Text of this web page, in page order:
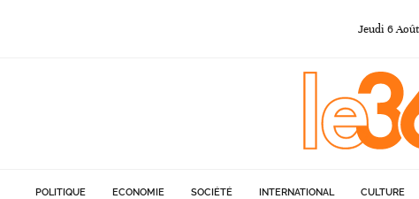
Jeudi 6Août
POLITIQUE ECONOMIE SOCIÉTÉ INTERNATIONAL CULTURE